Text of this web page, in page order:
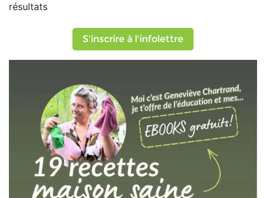
résultats
S'inscrire à l'infolettre